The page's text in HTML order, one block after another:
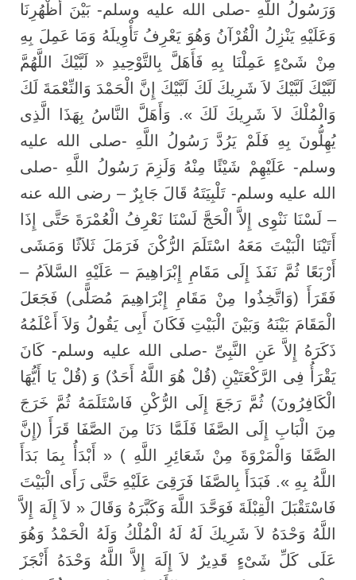
وَرَسُولُ اللَّهِ -صلى الله عليه وسلم- بَيْنَ أَظْهُرِنَا
وَعَلَيْهِ يَنْزِلُ الْقُرْآنُ وَهُوَ يَعْرِفُ تَأْوِيلَهُ وَمَا عَمِلَ بِهِ
مِنْ شَىْءٍ عَمِلْنَا بِهِ فَأَهَلَّ بِالتَّوْحِيدِ « لَبَّيْكَ اللَّهُمَّ
لَبَّيْكَ لَبَّيْكَ لاَ شَرِيكَ لَكَ لَبَّيْكَ إِنَّ الْحَمْدَ وَالنِّعْمَةَ لَكَ
وَالْمُلْكَ لاَ شَرِيكَ لَكَ ». وَأَهَلَّ النَّاسُ بِهَذَا الَّذِى
يُهِلُّونَ بِهِ فَلَمْ يَرُدَّ رَسُولُ اللَّهِ -صلى الله عليه
وسلم- عَلَيْهِمْ شَيْئًا مِنْهُ وَلَزِمَ رَسُولُ اللَّهِ -صلى
الله عليه وسلم- تَلْبِيَتَهُ قَالَ جَابِرٌ – رضى الله عنه
– لَسْنَا نَنْوِى إِلاَّ الْحَجَّ لَسْنَا نَعْرِفُ الْعُمْرَةَ حَتَّى إِذَا
أَتَيْنَا الْبَيْتَ مَعَهُ اسْتَلَمَ الرُّكْنَ فَرَمَلَ ثَلاَثًا وَمَشَى
أَرْبَعًا ثُمَّ نَفَذَ إِلَى مَقَامِ إِبْرَاهِيمَ – عَلَيْهِ السَّلاَمُ –
فَقَرَأَ (وَاتَّخِذُوا مِنْ مَقَامِ إِبْرَاهِيمَ مُصَلًّى) فَجَعَلَ
الْمَقَامَ بَيْنَهُ وَبَيْنَ الْبَيْتِ فَكَانَ أَبِى يَقُولُ وَلاَ أَعْلَمُهُ
ذَكَرَهُ إِلاَّ عَنِ النَّبِىِّ -صلى الله عليه وسلم- كَانَ
يَقْرَأُ فِى الرَّكْعَتَيْنِ (قُلْ هُوَ اللَّهُ أَحَدٌ) وَ (قُلْ يَا أَيُّهَا
الْكَافِرُونَ) ثُمَّ رَجَعَ إِلَى الرُّكْنِ فَاسْتَلَمَهُ ثُمَّ خَرَجَ
مِنَ الْبَابِ إِلَى الصَّفَا فَلَمَّا دَنَا مِنَ الصَّفَا قَرَأَ (إِنَّ
الصَّفَا وَالْمَرْوَةَ مِنْ شَعَائِرِ اللَّهِ ) « أَبْدَأُ بِمَا بَدَأَ
اللَّهُ بِهِ ». فَبَدَأَ بِالصَّفَا فَرَقِىَ عَلَيْهِ حَتَّى رَأَى الْبَيْتَ
فَاسْتَقْبَلَ الْقِبْلَةَ فَوَحَّدَ اللَّهَ وَكَبَّرَهُ وَقَالَ « لاَ إِلَهَ إِلاَّ
اللَّهُ وَحْدَهُ لاَ شَرِيكَ لَهُ لَهُ الْمُلْكُ وَلَهُ الْحَمْدُ وَهُوَ
عَلَى كَلِّ شَىْءٍ قَدِيرٌ لاَ إِلَهَ إِلاَّ اللَّهُ وَحْدَهُ أَنْجَزَ